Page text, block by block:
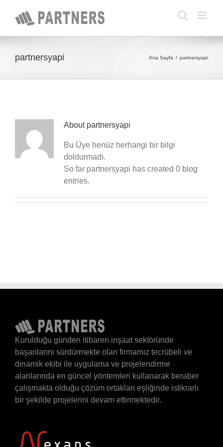
partnersyapi Ana Sayfa / partnersyapi
About partnersyapi
Bu Üye henüz herhangi bir bilgi
doldurmadı.
So far partnersyapi has created 0 blog
entries.
Kurulduğu günden itibaren inşaat sektöründe
başarılarını sürdürmekte olan firmamız tecrübeli ve
dinamik ekibi ile uygulama ve projelendirme
alanlarında en güncel yöntemleri kullanarak beraber
çalışmakta olduğu çözüm ortakları eşliğinde istikrarlı
bir şekilde projelerini devam ettirmektedir.